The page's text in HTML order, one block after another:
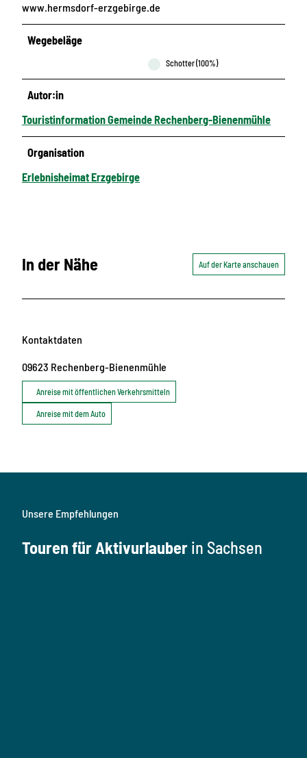
www.hermsdorf-erzgebirge.de
Wegebeläge
Schotter (100%)
Autor:in
Touristinformation Gemeinde Rechenberg-Bienenmühle
Organisation
Erlebnisheimat Erzgebirge
In der Nähe Auf der Karte anschauen
Kontaktdaten
09623 Rechenberg-Bienenmühle
Anreise mit öffentlichen Verkehrsmitteln
Anreise mit dem Auto
Unsere Empfehlungen
Touren für Aktivurlauber in Sachsen